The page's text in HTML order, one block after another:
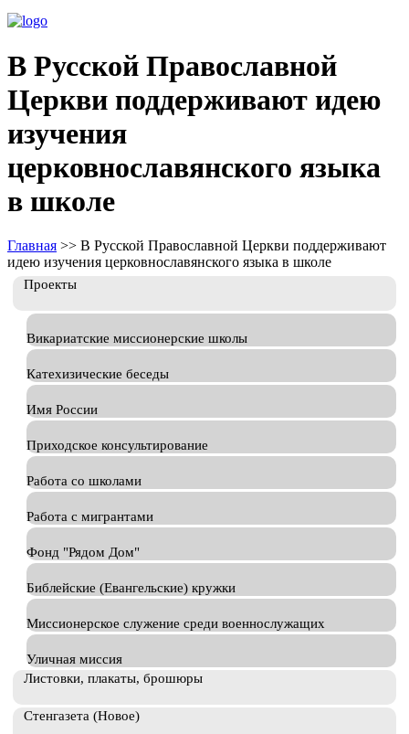
В Русской Православной
Церкви поддерживают идею
изучения
церковнославянского языка
в школе
Главная >> В Русской Православной Церкви поддерживают
идею изучения церковнославянского языка в школе
Проекты
Викариатские миссионерские школы
Катехизические беседы
Имя России
Приходское консультирование
Работа со школами
Работа с мигрантами
Фонд "Рядом Дом"
Библейские (Евангельские) кружки
Миссионерское служение среди военнослужащих
Уличная миссия
Листовки, плакаты, брошюры
Стенгазета (Новое)